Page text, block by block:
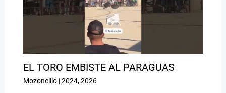
EL TORO EMBISTE AL PARAGUAS
Mozoncillo|2024,2026